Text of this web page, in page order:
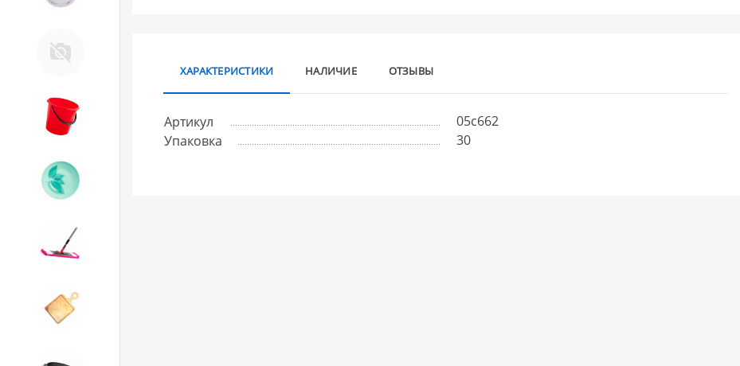
8. Товары из ПЛАСТМАССЫ
ХАРАКТЕРИСТИКИ НАЛИЧИЕ ОТЗЫВЫ
Артикул
05с662
Упаковка
30